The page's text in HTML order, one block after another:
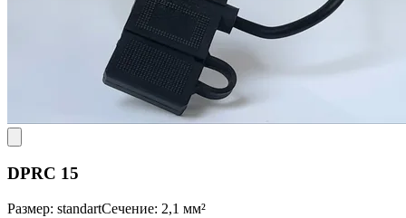
DPRC 15
Размер: standartСечение: 2,1 мм²